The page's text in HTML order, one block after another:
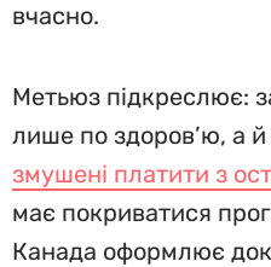
вчасно.
Метьюз підкреслює:
лише по здоров’ю, а й
змушені платити з
має покриватися
Канада оформлює